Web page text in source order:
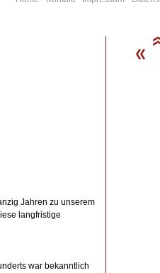
Jahren zu unserem
langfristige
war bekanntlich